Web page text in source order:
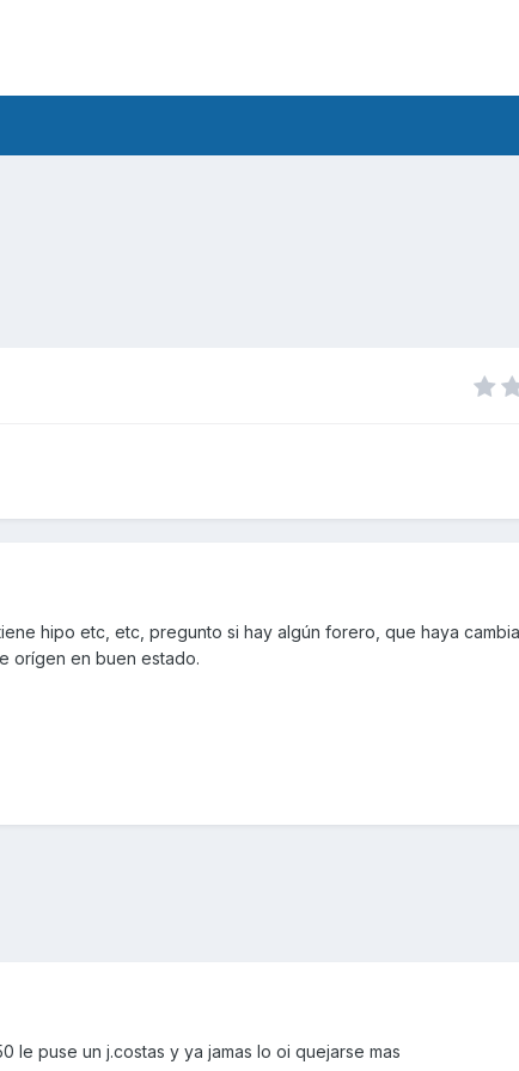
hipo etc, etc, pregunto si hay algún forero, que haya
orígen en buen estado.
le puse un j.costas y ya jamas lo oi quejarse mas